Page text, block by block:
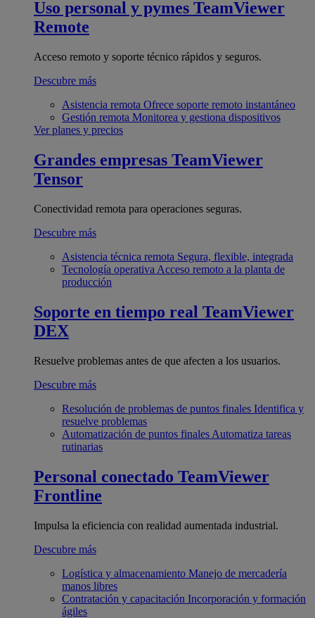
Uso personal y pymes TeamViewer
Remote
Acceso remoto y soporte técnico rápidos y seguros.
Descubre más
Asistencia remota Ofrece soporte remoto instantáneo
Gestión remota Monitorea y gestiona dispositivos
Ver planes y precios
Grandes empresas TeamViewer
Tensor
Conectividad remota para operaciones seguras.
Descubre más
Asistencia técnica remota Segura, flexible, integrada
Tecnología operativa Acceso remoto a la planta de
producción
Soporte en tiempo real TeamViewer
DEX
Resuelve problemas antes de que afecten a los usuarios.
Descubre más
Resolución de problemas de puntos finales Identifica y
resuelve problemas
Automatización de puntos finales Automatiza tareas
rutinarias
Personal conectado TeamViewer
Frontline
Impulsa la eficiencia con realidad aumentada industrial.
Descubre más
Logística y almacenamiento Manejo de mercadería
manos libres
Contratación y capacitación Incorporación y formación
ágiles